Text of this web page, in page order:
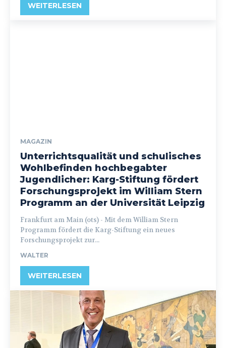
WEITERLESEN
MAGAZIN
Unterrichtsqualität und schulisches
Wohlbefinden hochbegabter
Jugendlicher: Karg-Stiftung fördert
Forschungsprojekt im William Stern
Programm an der Universität Leipzig
Frankfurt am Main (ots) - Mit dem William Stern
Programm fördert die Karg-Stiftung ein neues
Forschungsprojekt zur...
WALTER
WEITERLESEN